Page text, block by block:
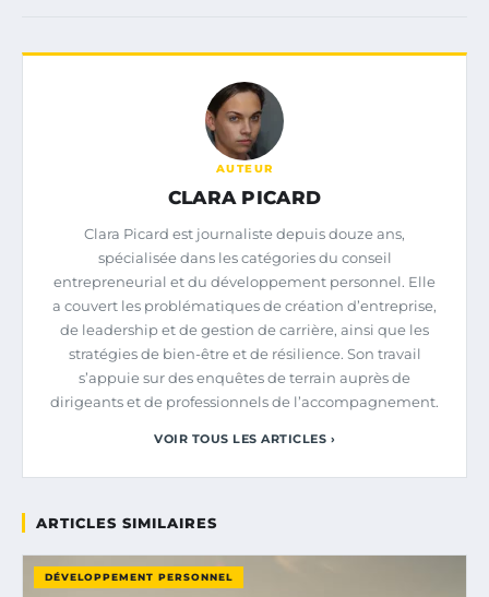
AUTEUR
CLARA PICARD
Clara Picard est journaliste depuis douze ans,
spécialisée dans les catégories du conseil
entrepreneurial et du développement personnel. Elle
a couvert les problématiques de création d’entreprise,
de leadership et de gestion de carrière, ainsi que les
stratégies de bien-être et de résilience. Son travail
s’appuie sur des enquêtes de terrain auprès de
dirigeants et de professionnels de l’accompagnement.
VOIR TOUS LES ARTICLES ›
ARTICLES SIMILAIRES
DÉVELOPPEMENT PERSONNEL